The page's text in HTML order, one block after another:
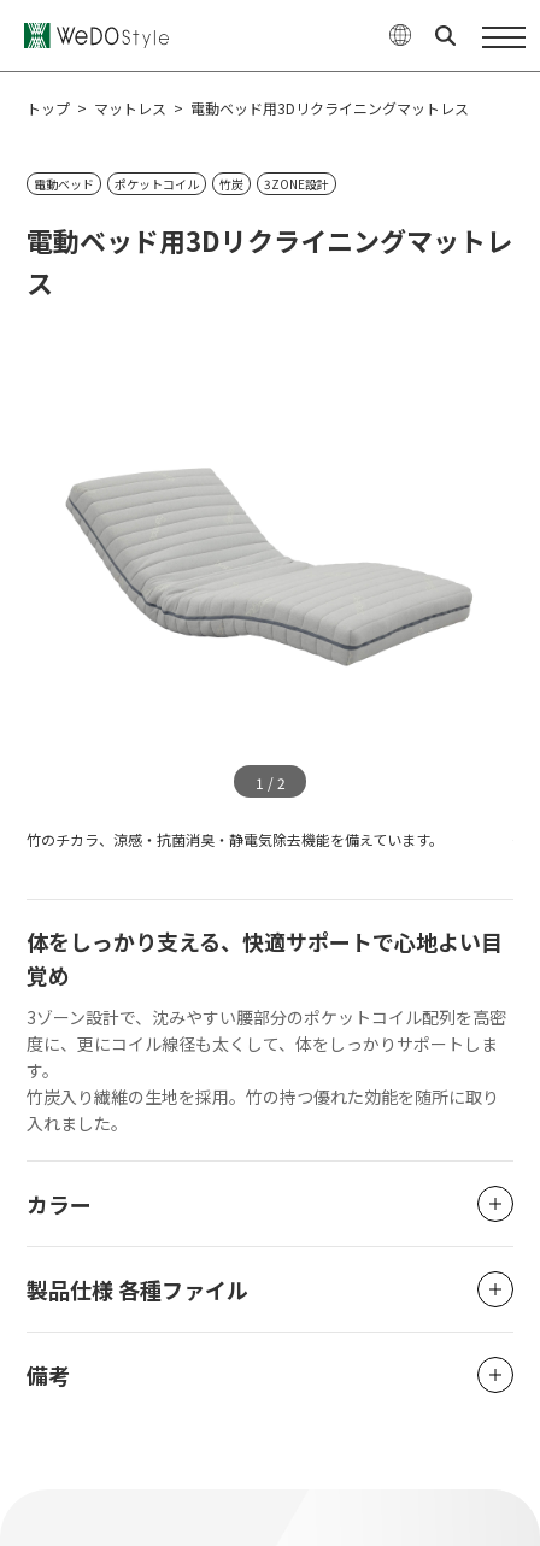
商品
最新ニュース・コラム
オンラインショップ
トップ > マットレス > 電動ベッド用3Dリクライニングマットレス
電動ベッド ポケットコイル 竹炭 3ZONE設計
電動ベッド用3Dリクライニングマットレ
ス
竹のチカラ、涼感・抗菌消臭・静電気除去機能を備えています。
1 /2
体をしっかり支える、快適サポートで心地よい目
覚め
3ゾーン設計で、沈みやすい腰部分のポケットコイル配列を高密
度に、更にコイル線径も太くして、体をしっかりサポートしま
す。
竹炭入り繊維の生地を採用。竹の持つ優れた効能を随所に取り
入れました。
カラー
製品仕様 各種ファイル
備考